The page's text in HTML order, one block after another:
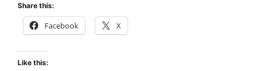
Share this:
Facebook X
Like this: